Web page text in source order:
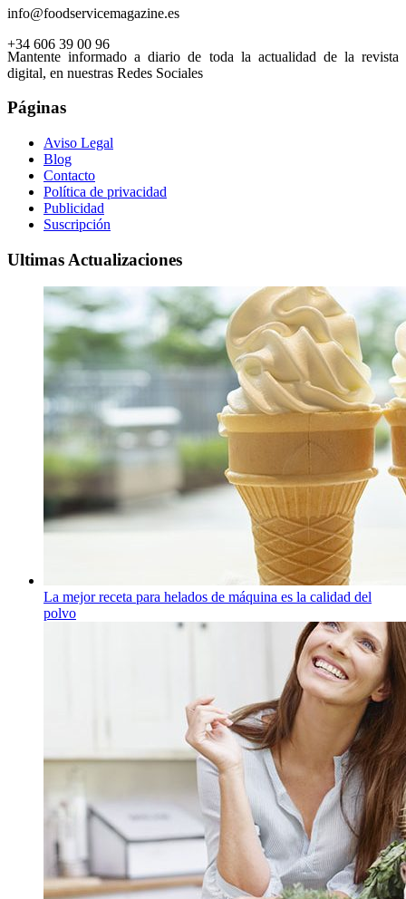
info@foodservicemagazine.es
+34 606 39 00 96
Mantente informado a diario de toda la actualidad de la revista
digital, en nuestras Redes Sociales
Páginas
Aviso Legal
Blog
Contacto
Política de privacidad
Publicidad
Suscripción
Ultimas Actualizaciones
La mejor receta para helados de máquina es la calidad del
polvo